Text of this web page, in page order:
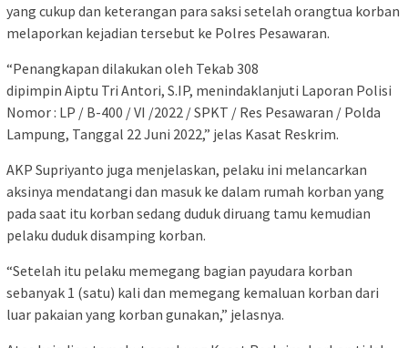
yang cukup dan keterangan para saksi setelah orangtua korban
melaporkan kejadian tersebut ke Polres Pesawaran.
“Penangkapan dilakukan oleh Tekab 308
dipimpin Aiptu Tri Antori, S.IP, menindaklanjuti Laporan Polisi
Nomor : LP / B-400 / VI /2022 / SPKT / Res Pesawaran / Polda
Lampung, Tanggal 22 Juni 2022,” jelas Kasat Reskrim.
AKP Supriyanto juga menjelaskan, pelaku ini melancarkan
aksinya mendatangi dan masuk ke dalam rumah korban yang
pada saat itu korban sedang duduk diruang tamu kemudian
pelaku duduk disamping korban.
“Setelah itu pelaku memegang bagian payudara korban
sebanyak 1 (satu) kali dan memegang kemaluan korban dari
luar pakaian yang korban gunakan,” jelasnya.